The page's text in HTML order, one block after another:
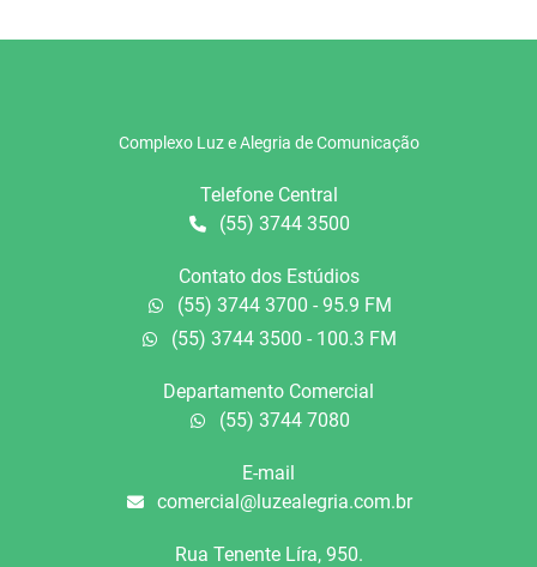
Complexo Luz e Alegria de Comunicação
Telefone Central
(55) 3744 3500
Contato dos Estúdios
(55) 3744 3700 - 95.9 FM
(55) 3744 3500 - 100.3 FM
Departamento Comercial
(55) 3744 7080
E-mail
comercial@luzealegria.com.br
Rua Tenente Líra, 950.